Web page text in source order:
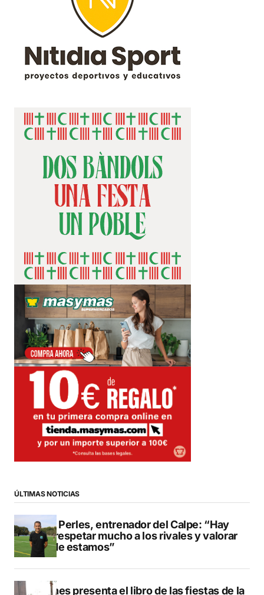
ÚLTIMAS NOTICIAS
Pere Perles, entrenador del Calpe: “Hay
que respetar mucho a los rivales y valorar
dónde estamos”
Duanes presenta el libro de las fiestas de la